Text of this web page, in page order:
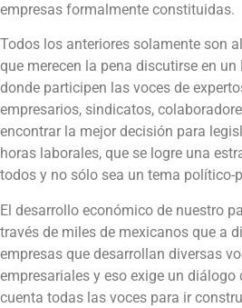
empresas formalmente constituidas.
Todos los anteriores solamente son
que merecen la pena discutirse en
donde participen las voces de
empresarios, sindicatos,
encontrar la mejor decisión para
horas laborales, que se logre una
todos y no sólo sea un tema político-
El desarrollo económico de nuestro
través de miles de mexicanos que a
empresas que desarrollan diversas
empresariales y eso exige un diálogo
cuenta todas las voces para ir